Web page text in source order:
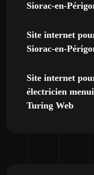
Siorac-en-
Site internet
Siorac-en-
Site internet
électricien
Turing Web